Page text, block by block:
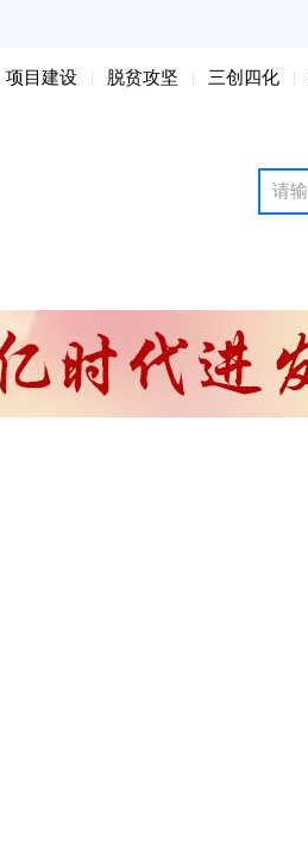
项目建设 脱贫攻坚 三创四化